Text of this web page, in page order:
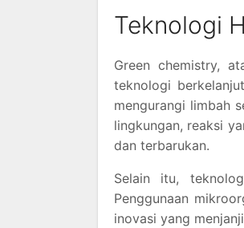
Teknologi
Green chemistry,
teknologi
mengurangi limbah
lingkungan, reaksi
dan terbarukan.
Selain itu,
Penggunaan
inovasi yang